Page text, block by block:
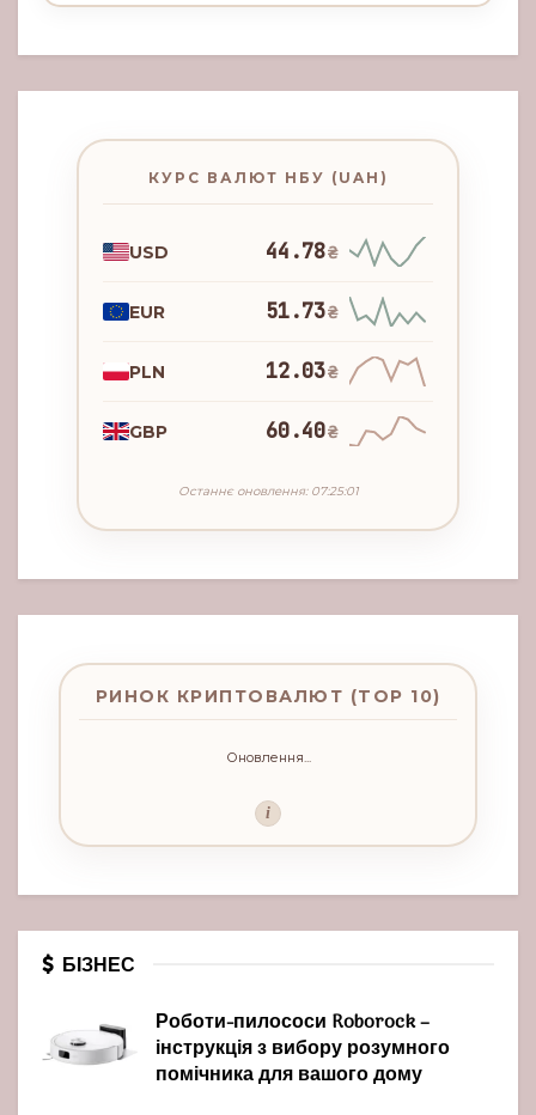
КУРС ВАЛЮТ НБУ (UAH)
USD 44.78₴
EUR 51.73₴
PLN 12.03₴
GBP 60.40₴
Останнє оновлення: 07:25:01
РИНОК КРИПТОВАЛЮТ (TOP 10)
Оновлення...
i
БІЗНЕС
Роботи-пилососи Roborock –
інструкція з вибору розумного
помічника для вашого дому